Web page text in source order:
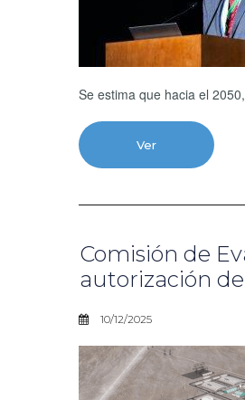
Se estima que hacia el
Ver
Comisión de
autorización
10/12/2025